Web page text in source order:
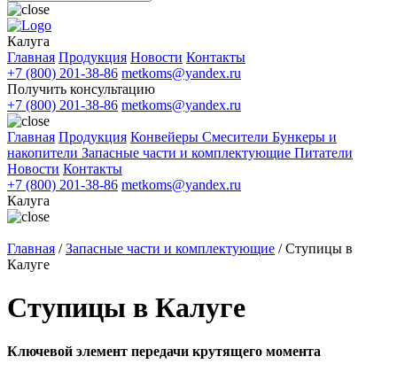
Калуга
Главная Продукция Новости Контакты
+7 (800) 201-38-86 metkoms@yandex.ru
Получить консультацию
+7 (800) 201-38-86 metkoms@yandex.ru
Главная Продукция Конвейеры Смесители Бункеры и
накопители Запасные части и комплектующие Питатели
Новости Контакты
+7 (800) 201-38-86 metkoms@yandex.ru
Калуга
Главная /Запасные части и комплектующие /Ступицы в
Калуге
Ступицы в Калуге
Ключевой элемент передачи крутящего момента